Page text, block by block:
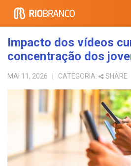
Impacto dos vídeos
concentração dos
MAI 11, 2026 | CATEGORIA: SHARE